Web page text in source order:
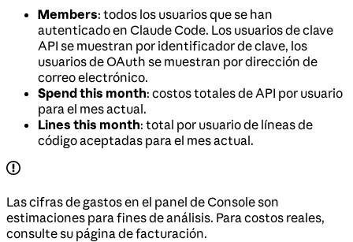
Members: todos los usuarios que se han
autenticado en Claude Code. Los usuarios de clave
API se muestran por identificador de clave, los
usuarios de OAuth se muestran por dirección de
correo electrónico.
Spend this month: costos totales de API por usuario
para el mes actual.
Lines this month: total por usuario de líneas de
código aceptadas para el mes actual.
Las cifras de gastos en el panel de Console son
estimaciones para fines de análisis. Para costos reales,
consulte su página de facturación.